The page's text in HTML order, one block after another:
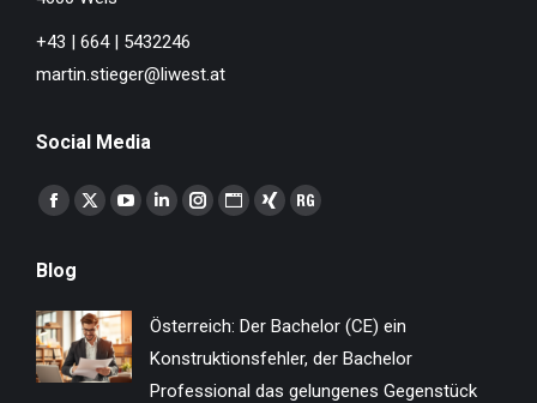
+43 | 664 | 5432246
martin.stieger@liwest.at
Social Media
Finden Sie uns auf:
Facebook
opens
in
new
window
X
in
new
window
YouTube
in
new
window
Linkedin
new
window
Instagram
new
window
Website
new
window
XING
new
window
ResearchGate
new
window
Blog
Österreich: Der Bachelor (CE) ein
Konstruktionsfehler, der Bachelor
Professional das gelungenes Gegenstück